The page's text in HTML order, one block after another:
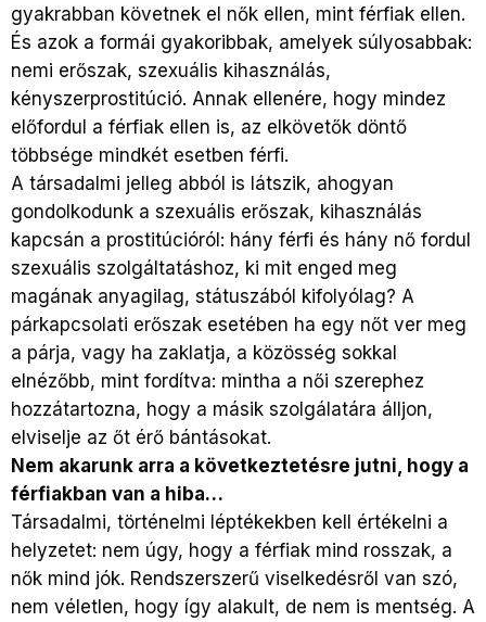
gyakrabban követnek el nők ellen, mint férfiak ellen.
És azok a formái gyakoribbak, amelyek súlyosabbak:
nemi erőszak, szexuális kihasználás,
kényszerprostitúció. Annak ellenére, hogy mindez
előfordul a férfiak ellen is, az elkövetők döntő
többsége mindkét esetben férfi.
A társadalmi jelleg abból is látszik, ahogyan
gondolkodunk a szexuális erőszak, kihasználás
kapcsán a prostitúcióról: hány férfi és hány nő fordul
szexuális szolgáltatáshoz, ki mit enged meg
magának anyagilag, státuszából kifolyólag? A
párkapcsolati erőszak esetében ha egy nőt ver meg
a párja, vagy ha zaklatja, a közösség sokkal
elnézőbb, mint fordítva: mintha a női szerephez
hozzátartozna, hogy a másik szolgálatára álljon,
elviselje az őt érő bántásokat.
Nem akarunk arra a következtetésre jutni, hogy a
férfiakban van a hiba…
Társadalmi, történelmi léptékekben kell értékelni a
helyzetet: nem úgy, hogy a férfiak mind rosszak, a
nők mind jók. Rendszerszerű viselkedésről van szó,
nem véletlen, hogy így alakult, de nem is mentség. A